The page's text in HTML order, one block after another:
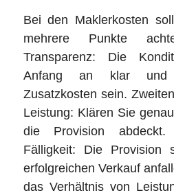
Bei den Maklerkosten
mehrere Punkte
Transparenz: Die
Anfang an klar und
Zusatzkosten sein.
Leistung: Klären Sie
die Provision
Fälligkeit: Die Provision
erfolgreichen Verkauf
das Verhältnis von